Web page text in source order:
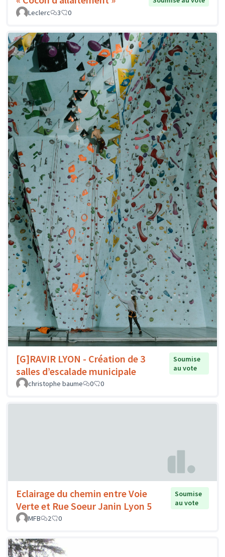
Leclerc
3 0
[G]RAVIR LYON - Création de 3
salles d’escalade municipale
Soumise
au vote
christophe baume
0 0
Eclairage du chemin entre Voie
Verte et Rue Soeur Janin Lyon 5
Soumise
au vote
MFB
2 0